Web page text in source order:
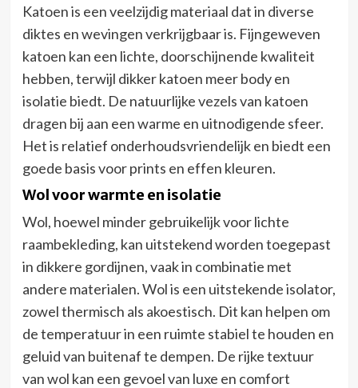
Katoen is een veelzijdig materiaal dat in diverse
diktes en wevingen verkrijgbaar is. Fijngeweven
katoen kan een lichte, doorschijnende kwaliteit
hebben, terwijl dikker katoen meer body en
isolatie biedt. De natuurlijke vezels van katoen
dragen bij aan een warme en uitnodigende sfeer.
Het is relatief onderhoudsvriendelijk en biedt een
goede basis voor prints en effen kleuren.
Wol voor warmte en isolatie
Wol, hoewel minder gebruikelijk voor lichte
raambekleding, kan uitstekend worden toegepast
in dikkere gordijnen, vaak in combinatie met
andere materialen. Wol is een uitstekende isolator,
zowel thermisch als akoestisch. Dit kan helpen om
de temperatuur in een ruimte stabiel te houden en
geluid van buitenaf te dempen. De rijke textuur
van wol kan een gevoel van luxe en comfort